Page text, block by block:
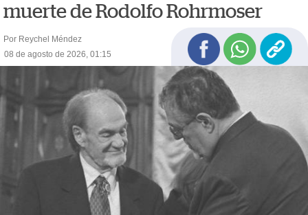
muerte de Rodolfo Rohrmoser
Por Reychel Méndez
08 de agosto de 2026, 01:15